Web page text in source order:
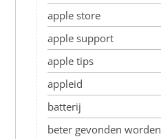
apple store
apple support
apple tips
appleid
batterij
beter gevonden worden